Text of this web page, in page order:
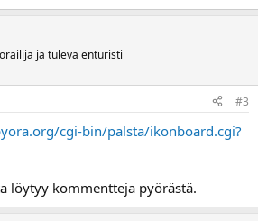
ja tuleva enturisti
#3
cgi-bin/palsta/ikonboard.cgi?
löytyy kommentteja pyörästä.